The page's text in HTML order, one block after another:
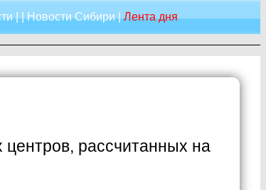
| |Новости Сибири|Лента дня
рассчитанных на